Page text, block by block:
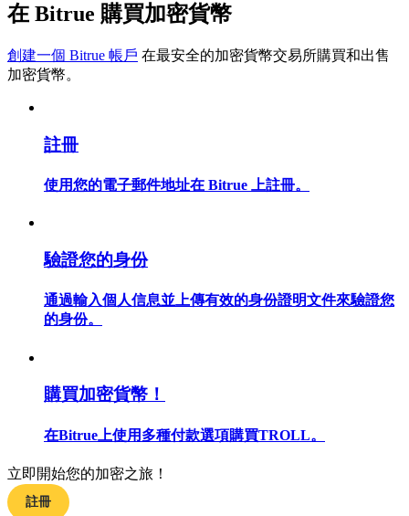
合約資訊
合約功能使用指南
學習如何保持盈利
在 Bitrue 購買加密貨幣
創建一個 Bitrue 帳戶 在最安全的加密貨幣交易所購買和出售
加密貨幣。
註冊
使用您的電子郵件地址在 Bitrue 上註冊。
驗證您的身份
通過輸入個人信息並上傳有效的身份證明文件來驗證您
的身份。
購買加密貨幣！
在Bitrue上使用多種付款選項購買TROLL。
立即開始您的加密之旅！
註冊